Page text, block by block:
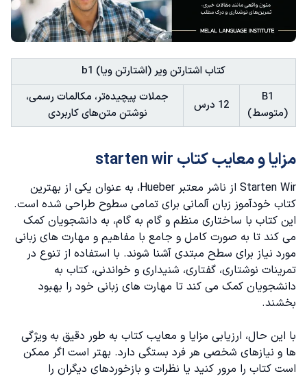
کتاب اشتارتن ویر (اشتارتن ویا) b1
B1
(متوسط)
12 درس
جملات پیچیده‌تر، مکالمات رسمی،
نوشتن متن‌های کاربردی
مزایا و معایب کتاب starten wir
Starten Wir از ناشر معتبر Hueber، به عنوان یکی از
بهترین
کتاب خودآموز زبان آلمانی برای تمامی سطوح طراحی شده است.
این کتاب با ساختاری منظم و گام به گام، به دانشجویان کمک
می کند تا به صورت کامل و جامع با مفاهیم و مهارت های زبانی
مورد نیاز برای سطح مبتدی آشنا شوند. با استفاده از تنوع در
تمرینات نوشتاری، گفتاری، شنیداری و خواندنی، کتاب به
دانشجویان کمک می کند تا مهارت های زبانی خود را بهبود
بخشند.
با این حال، ارزیابی مزایا و معایب کتاب به طور دقیق به ویژگی
ها و نیازهای شخصی هر فرد بستگی دارد. بهتر است اگر ممکن
است کتاب را مرور کنید یا نظرات و بازخوردهای دیگران را